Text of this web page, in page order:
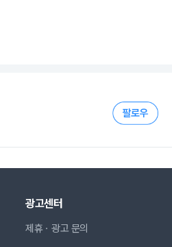
광고센터
제휴ㆍ광고 문의